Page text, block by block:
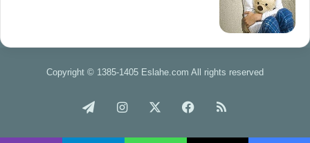
Copyright © 1385-1405 Eslahe.com All rights reserved
خوراک فیس اینستاگرام